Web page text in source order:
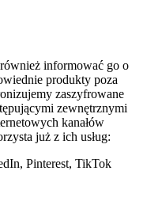
informować go o
produkty poza
zaszyfrowane
zewnętrznymi
kanałów
już z ich usług:
Pinterest, TikTok